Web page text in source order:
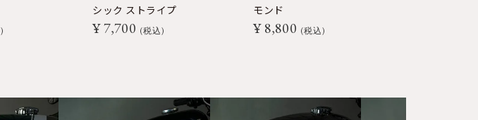
シック ストライプ
¥7,700 税込
モンド
¥ 8,800 税込